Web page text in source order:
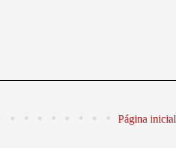
Página inicial